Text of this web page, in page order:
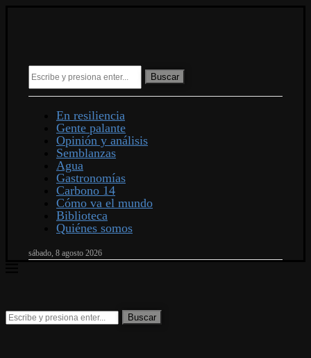
Buscar
En resiliencia
Gente palante
Opinión y análisis
Semblanzas
Agua
Gastronomías
Carbono 14
Cómo va el mundo
Biblioteca
Quiénes somos
sábado, 8 agosto 2026